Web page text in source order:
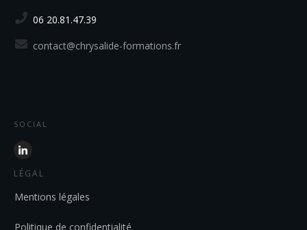
06 20.81.47.39
contact@chrysalide-formations.fr
SOCIAL
LÉGAL
Mentions légales
Politique de confidentialité